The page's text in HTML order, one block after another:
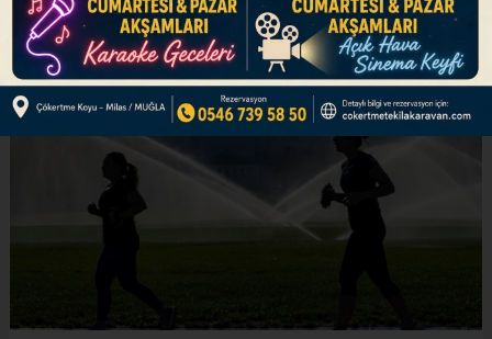
ABONE OL